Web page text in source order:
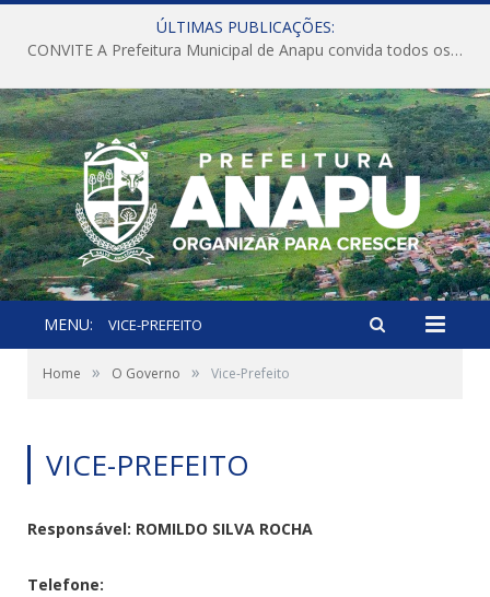
ÚLTIMAS PUBLICAÇÕES:
CONVITE A Prefeitura Municipal de Anapu convida todos os servidores públicos municipais para participarem da Audiência Pública de discussão da Lei de Diretrizes Orçamentárias (LDO), importante instrumento de planejamento das ações e investimentos da Administração Pública para o próximo exercício financeiro.
MENU: VICE-PREFEITO
Home » O Governo » Vice-Prefeito
VICE-PREFEITO
Responsável: ROMILDO SILVA ROCHA
Telefone: